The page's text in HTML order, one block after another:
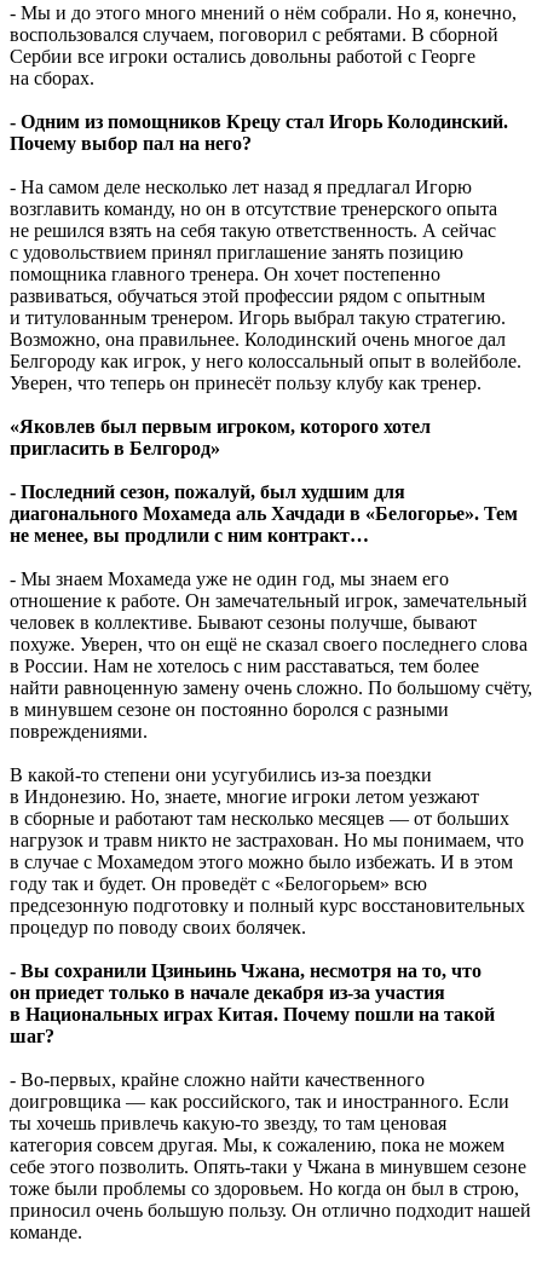
- Мы и до этого много мнений о нём собрали. Но я, конечно,
воспользовался случаем, поговорил с ребятами. В сборной
Сербии все игроки остались довольны работой с Георге
на сборах.
- Одним из помощников Крецу стал Игорь Колодинский.
Почему выбор пал на него?
- На самом деле несколько лет назад я предлагал Игорю
возглавить команду, но он в отсутствие тренерского опыта
не решился взять на себя такую ответственность. А сейчас
с удовольствием принял приглашение занять позицию
помощника главного тренера. Он хочет постепенно
развиваться, обучаться этой профессии рядом с опытным
и титулованным тренером. Игорь выбрал такую стратегию.
Возможно, она правильнее. Колодинский очень многое дал
Белгороду как игрок, у него колоссальный опыт в волейболе.
Уверен, что теперь он принесёт пользу клубу как тренер.
«Яковлев был первым игроком, которого хотел
пригласить в Белгород»
- Последний сезон, пожалуй, был худшим для
диагонального Мохамеда аль Хачдади в «Белогорье». Тем
не менее, вы продлили с ним контракт…
- Мы знаем Мохамеда уже не один год, мы знаем его
отношение к работе. Он замечательный игрок, замечательный
человек в коллективе. Бывают сезоны получше, бывают
похуже. Уверен, что он ещё не сказал своего последнего слова
в России. Нам не хотелось с ним расставаться, тем более
найти равноценную замену очень сложно. По большому счёту,
в минувшем сезоне он постоянно боролся с разными
повреждениями.
В какой-то степени они усугубились из-за поездки
в Индонезию. Но, знаете, многие игроки летом уезжают
в сборные и работают там несколько месяцев — от больших
нагрузок и травм никто не застрахован. Но мы понимаем, что
в случае с Мохамедом этого можно было избежать. И в этом
году так и будет. Он проведёт с «Белогорьем» всю
предсезонную подготовку и полный курс восстановительных
процедур по поводу своих болячек.
- Вы сохранили Цзиньинь Чжана, несмотря на то, что
он приедет только в начале декабря из-за участия
в Национальных играх Китая. Почему пошли на такой
шаг?
- Во-первых, крайне сложно найти качественного
доигровщика — как российского, так и иностранного. Если
ты хочешь привлечь какую-то звезду, то там ценовая
категория совсем другая. Мы, к сожалению, пока не можем
себе этого позволить. Опять-таки у Чжана в минувшем сезоне
тоже были проблемы со здоровьем. Но когда он был в строю,
приносил очень большую пользу. Он отлично подходит нашей
команде.